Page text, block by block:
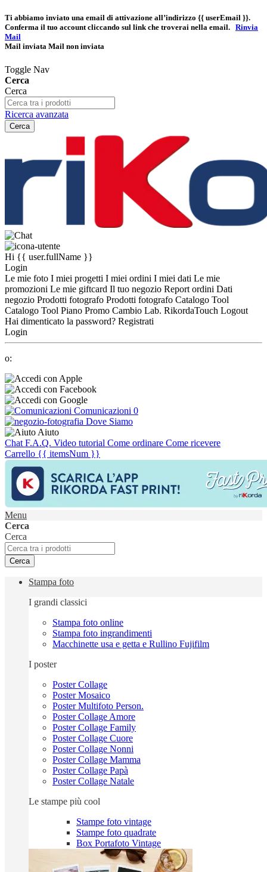
Ti abbiamo inviato una email di attivazione all’indirizzo {{ userEmail }}.
Conferma il tuo account cliccando sul link che troverai nella email. Rinvia
Mail
Mail inviata Mail non inviata
Toggle Nav
Cerca
Cerca
Ricerca avanzata
Cerca
Hi {{ user.fullName }}
Login
Le mie foto I miei progetti I miei ordini I miei dati Le mie
promozioni Le mie giftcard Il tuo negozio Report ordini Dati
negozio Prodotti fotografo Prodotti fotografo Catalogo Tool
Catalogo Tool Piano Promo Cambio Lab. RikordaTouch Logout
Hai dimenticato la password? Registrati
Login
o:
Comunicazioni 0
Dove Siamo
Aiuto
Chat F.A.Q. Video tutorial Come ordinare Come ricevere
Carrello {{ itemsNum }}
Menu
Cerca
Cerca
Cerca
Stampa foto
I grandi classici
Stampa foto online
Stampa foto ingrandimenti
Macchinette usa e getta e Rullino Fujifilm
I poster
Poster Collage
Poster Mosaico
Poster Multifoto Person.
Poster Collage Amore
Poster Collage Family
Poster Collage Cuore
Poster Collage Nonni
Poster Collage Mamma
Poster Collage Papà
Poster Collage Natale
Le stampe più cool
Stampe foto vintage
Stampe foto quadrate
Box Portafoto Vintage